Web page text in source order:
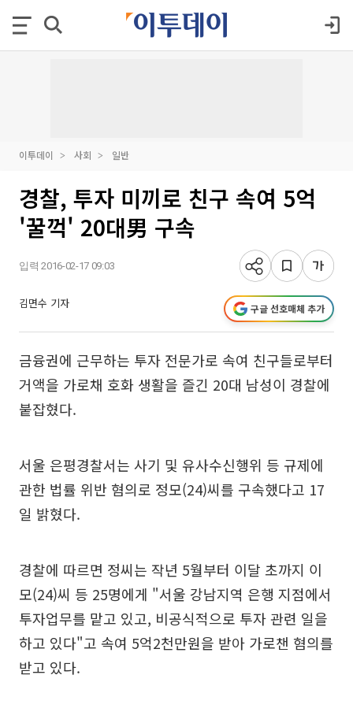
이투데이 사회 일반
경찰, 투자 미끼로 친구 속여 5억
'꿀꺽' 20대男 구속
입력 2016-02-17 09:03
김면수 기자 구글 선호매체 추가
금융권에 근무하는 투자 전문가로 속여 친구들로부터
거액을 가로채 호화 생활을 즐긴 20대 남성이 경찰에
붙잡혔다.
서울 은평경찰서는 사기 및 유사수신행위 등 규제에
관한 법률 위반 혐의로 정모(24)씨를 구속했다고 17
일 밝혔다.
경찰에 따르면 정씨는 작년 5월부터 이달 초까지 이
모(24)씨 등 25명에게 "서울 강남지역 은행 지점에서
투자업무를 맡고 있고, 비공식적으로 투자 관련 일을
하고 있다"고 속여 5억2천만원을 받아 가로챈 혐의를
받고 있다.